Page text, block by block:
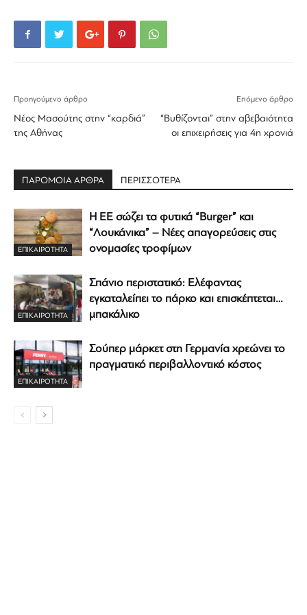
Προηγούμενο άρθρο
Νέος Μασούτης στην “καρδιά”
της Αθήνας
Επόμενο άρθρο
“Βυθίζονται” στην αβεβαιότητα
οι επιχειρήσεις για 4η χρονιά
ΠΑΡΟΜΟΙΑ ΑΡΘΡΑ ΠΕΡΙΣΣΟΤΕΡΑ
ΕΠΙΚΑΙΡΟΤΗΤΑ
Η ΕΕ σώζει τα φυτικά “Burger” και
“Λουκάνικα” – Νέες απαγορεύσεις στις
ονομασίες τροφίμων
ΕΠΙΚΑΙΡΟΤΗΤΑ
Σπάνιο περιστατικό: Ελέφαντας
εγκαταλείπει το πάρκο και επισκέπτεται…
μπακάλικο
ΕΠΙΚΑΙΡΟΤΗΤΑ
Σούπερ μάρκετ στη Γερμανία χρεώνει το
πραγματικό περιβαλλοντικό κόστος